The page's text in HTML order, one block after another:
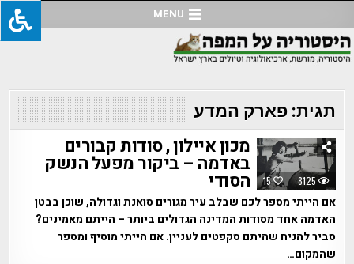
to
content
MENU
תגית:פארק המדע
15 8125
מכון איילון , סודות קבורים
באדמה – ביקור מפעל הנשק
הסודי
אם הייתי מספר לכם שבלב עיר מגורים סואנת וגדולה, שוכן בבטן
האדמה אחד מסודות המדינה הגדולים ביותר – הייתם מאמינים?
סביר להניח שהיתם סקפטים לעניין. אם הייתי מוסיף ומספר
שהמקום…